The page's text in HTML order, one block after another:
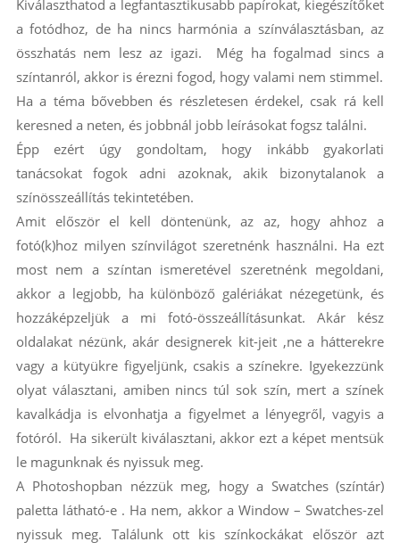
Kiválaszthatod a legfantasztikusabb papírokat, kiegészítőket
a fotódhoz, de ha nincs harmónia a színválasztásban, az
összhatás nem lesz az igazi. Még ha fogalmad sincs a
színtanról, akkor is érezni fogod, hogy valami nem stimmel.
Ha a téma bővebben és részletesen érdekel, csak rá kell
keresned a neten, és jobbnál jobb leírásokat fogsz találni.
Épp ezért úgy gondoltam, hogy inkább gyakorlati
tanácsokat fogok adni azoknak, akik bizonytalanok a
színösszeállítás tekintetében.
Amit először el kell döntenünk, az az, hogy ahhoz a
fotó(k)hoz milyen színvilágot szeretnénk használni. Ha ezt
most nem a színtan ismeretével szeretnénk megoldani,
akkor a legjobb, ha különböző galériákat nézegetünk, és
hozzáképzeljük a mi fotó-összeállításunkat. Akár kész
oldalakat nézünk, akár designerek kit-jeit ,ne a hátterekre
vagy a kütyükre figyeljünk, csakis a színekre. Igyekezzünk
olyat választani, amiben nincs túl sok szín, mert a színek
kavalkádja is elvonhatja a figyelmet a lényegről, vagyis a
fotóról. Ha sikerült kiválasztani, akkor ezt a képet mentsük
le magunknak és nyissuk meg.
A Photoshopban nézzük meg, hogy a Swatches (színtár)
paletta látható-e . Ha nem, akkor a Window – Swatches-zel
nyissuk meg. Találunk ott kis színkockákat először azt